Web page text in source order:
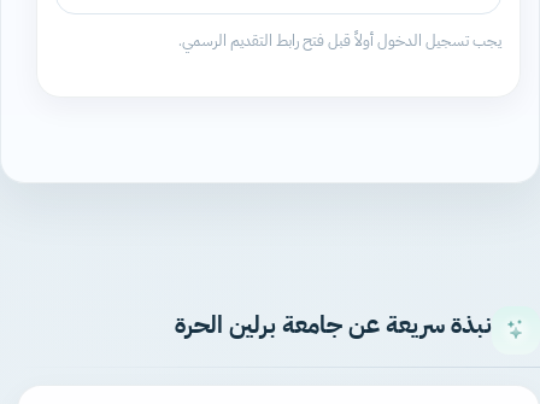
يجب تسجيل الدخول أولاً قبل فتح رابط التقديم الرسمي.
نبذة سريعة عن جامعة برلين الحرة